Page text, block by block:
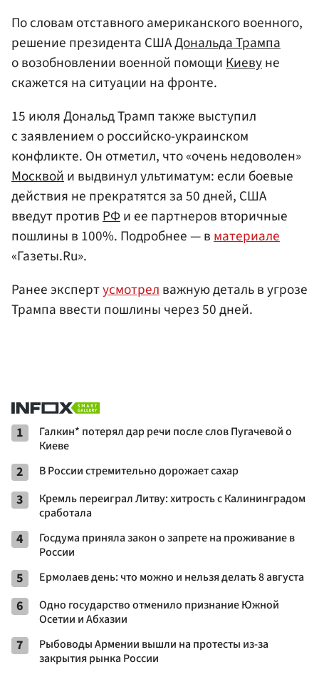
По словам отставного американского военного,
решение президента СШАДональда Трампа
о возобновлении военной помощи Киевуне
скажется на ситуации на фронте.
15 июля Дональд Трамп также выступил
с заявлением о российско-украинском
конфликте. Он отметил, что «очень недоволен»
Москвойи выдвинул ультиматум: если боевые
действия не прекратятся за 50 дней, США
введут противРФи ее партнеров вторичные
пошлины в 100%. Подробнее — вматериале
«Газеты.Ru».
Ранее экспертусмотрелважную деталь в угрозе
Трампа ввести пошлины через 50 дней.
1
Галкин* потерял дар речи после слов Пугачевой о
Киеве
2 В России стремительно дорожает сахар
3
Кремль переиграл Литву: хитрость с Калининградом
сработала
4
Госдума приняла закон о запрете на проживание в
России
5 Ермолаев день: что можно и нельзя делать 8 августа
6
Одно государство отменило признание Южной
Осетии и Абхазии
7
Рыбоводы Армении вышли на протесты из-за
закрытия рынка России